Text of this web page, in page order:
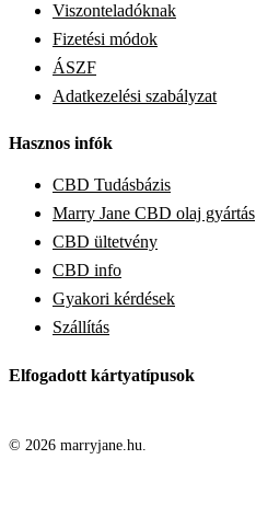
Viszonteladóknak
Fizetési módok
ÁSZF
Adatkezelési szabályzat
Hasznos infók
CBD Tudásbázis
Marry Jane CBD olaj gyártás
CBD ültetvény
CBD info
Gyakori kérdések
Szállítás
Elfogadott kártyatípusok
© 2026 marryjane.hu.